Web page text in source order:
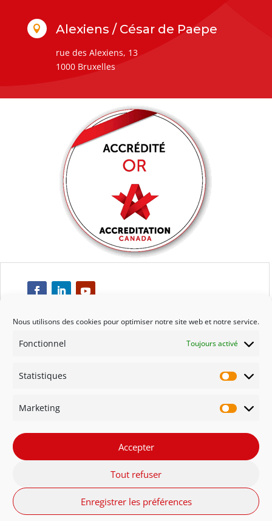
Nous utilisons des cookies pour optimiser notre site web et notre service.
Fonctionnel Toujours activé
Statistiques
Marketing
Accepter
Tout refuser
Enregistrer les préférences
 Alexiens / César de Paepe
rue des Alexiens, 13
1000 Bruxelles
Respect
Engagement
Qualité
FR - Belgique NL - België English